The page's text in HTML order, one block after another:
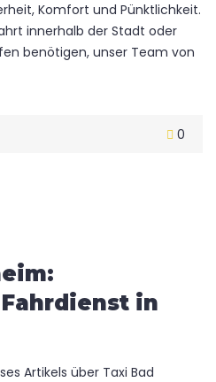
Komfort und Pünktlichkeit.
innerhalb der Stadt oder
benötigen, unser Team von
0
in
Artikels über Taxi Bad